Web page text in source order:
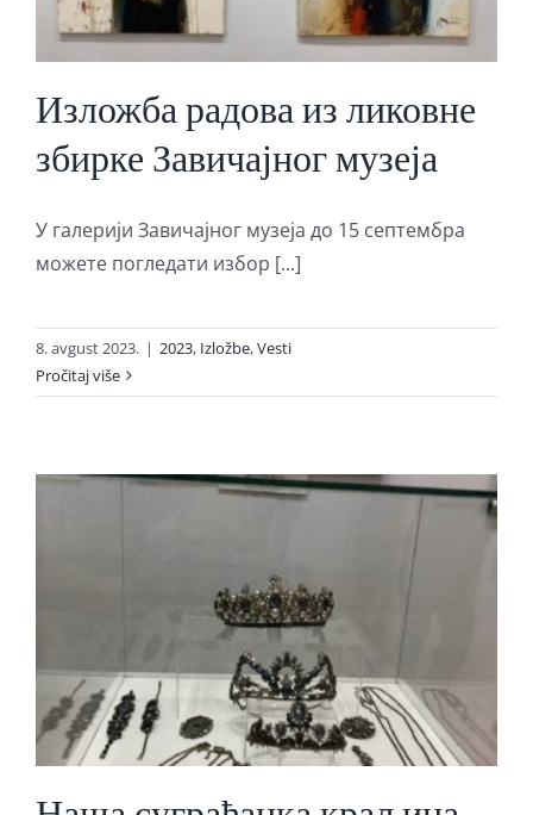
Изложба радова из ликовне
збирке Завичајног музеја
У галерији Завичајног музеја до 15 септембра
можете погледати избор [...]
8. avgust 2023. | 2023, Izložbe,Vesti
Pročitaj više